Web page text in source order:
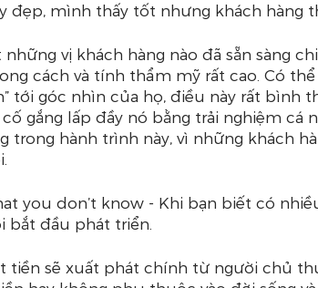
đẹp, mình thấy tốt nhưng khách hàng
vị khách hàng nào đã sẵn sàng
cách và tính thẩm mỹ rất cao. Có
tới góc nhìn của họ, điều này rất bình
cố gắng lấp đầy nó bằng trải nghiệm cá
trong hành trình này, vì những khách
you don’t know - Khi bạn biết có
bắt đầu phát triển.
tiền sẽ xuất phát chính từ người chủ